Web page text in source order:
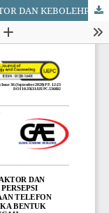
PENGUKURAN KESAHAN, ANALISIS FAKTOR DAN KEBOLEHPERCAYAAN INSTRUMEN PERSEPSI KEBERGUNAAN TERHADAP PENGGUNAAN TELEFON PINTAR DALAM KALANGAN GURU REKA BENTUK TEKNOLOGI SEKOLAH MENENGAH